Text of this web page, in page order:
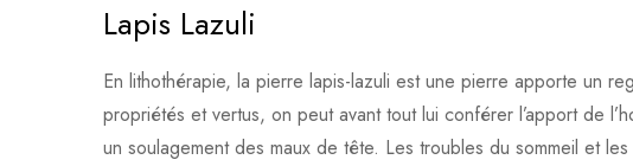
Lapis Lazuli
En lithothérapie, la pierre lapis-lazuli est une pierre apporte un
propriétés et vertus, on peut avant tout lui conférer l’apport de
un soulagement des maux de tête. Les troubles du sommeil et